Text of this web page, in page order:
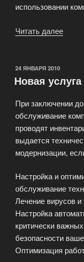
использовании
Читать далее
ОПУБЛИКОВАНО
24 ЯНВАРЯ 2010
Новая
При заключении
обслуживание
проводят
выдается
модернизации,
Настройка и
обслуживание
Лечение вирусов
Настройка
критически
безопасности
Оптимизация